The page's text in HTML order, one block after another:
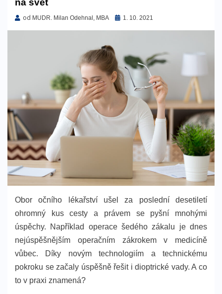
od MUDR. Milan Odehnal, MBA
Zveřejněno
1. 10. 2021
Obor očního lékařství ušel za poslední desetiletí
ohromný kus cesty a právem se pyšní mnohými
úspěchy. Například operace šedého zákalu je dnes
nejúspěšnějším operačním zákrokem v medicíně
vůbec. Díky novým technologiím a technickému
pokroku se začaly úspěšně řešit i dioptrické vady. A co
to v praxi znamená?